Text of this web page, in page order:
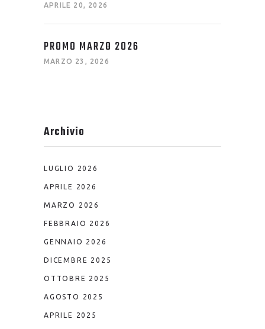
APRILE 20, 2026
PROMO MARZO 2026
MARZO 23, 2026
Archivio
LUGLIO 2026
APRILE 2026
MARZO 2026
FEBBRAIO 2026
GENNAIO 2026
DICEMBRE 2025
OTTOBRE 2025
AGOSTO 2025
APRILE 2025